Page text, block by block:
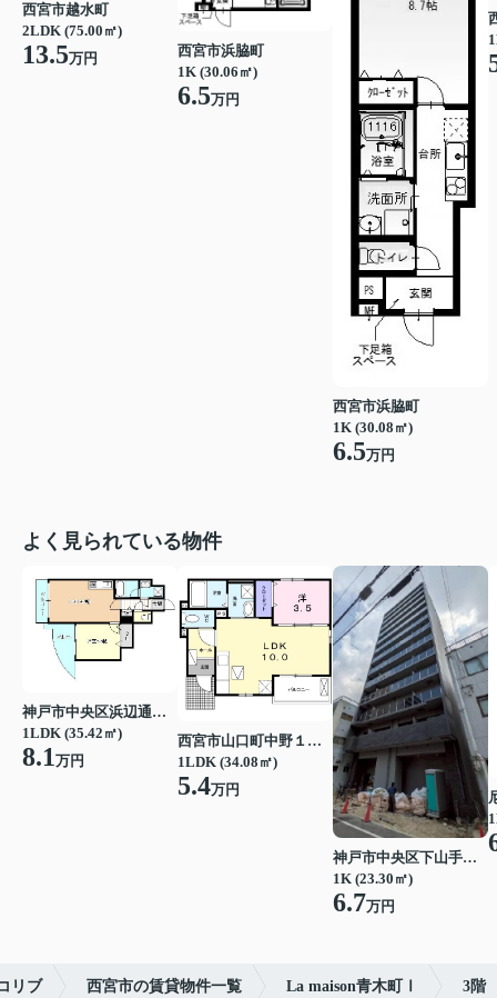
西宮市越水町
2LDK (75.00㎡)
13.5万円
西宮市浜脇町
1K (30.06㎡)
6.5万円
西宮市浜脇町
1K (30.08㎡)
6.5万円
よく見られている物件
神戸市中央区浜辺通３丁目
1LDK (35.42㎡)
8.1万円
西宮市山口町中野１丁目
1LDK (34.08㎡)
5.4万円
神戸市中央区下山手通７丁目
1K (23.30㎡)
6.7万円
リブ 西宮市の賃貸物件一覧 La maison青木町Ⅰ 3階